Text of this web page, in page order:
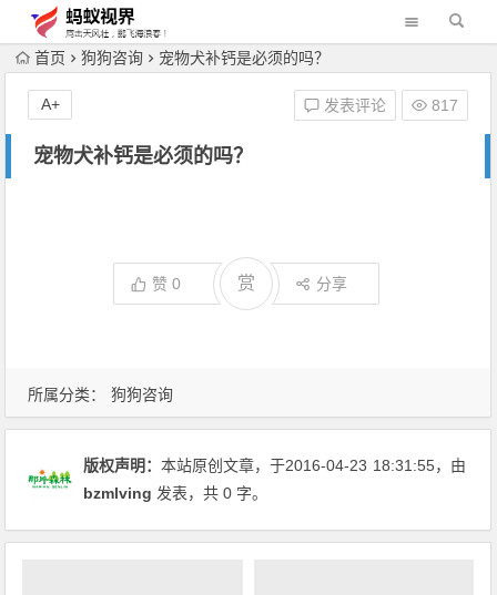
首页 狗狗咨询 宠物犬补钙是必须的吗？
宠物犬补钙是必须的吗？
发表评论 817
A+
所属分类： 狗狗咨询
赞0 赏 分享
版权声明：本站原创文章，于2016-04-23 18:31:55，由
bzmlving 发表，共 0 字。